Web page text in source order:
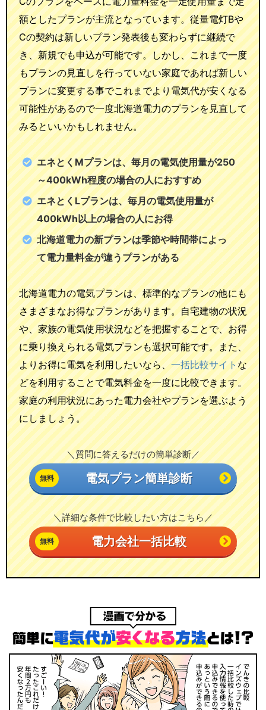
額としたプランが主流となっています。従量電灯Bや
Cの契約は新しいプラン発表後も変わらずに継続で
き、新規でも申込が可能です。しかし、これまで一度
もプランの見直しを行っていない家庭であれば新しい
プランに変更する事でこれまでより電気代が安くなる
可能性があるので一度北海道電力のプランを見直して
みるといいかもしれません。
エネとくMプランは、毎月の電気使用量が250
～400kWh程度の場合の人におすすめ
エネとくLプランは、毎月の電気使用量が
400kWh以上の場合の人にお得
北海道電力の新プランは季節や時間帯によっ
て電力量料金が違うプランがある
北海道電力の電気プランは、標準的なプランの他にも
さまざまなお得なプランがあります。自宅建物の状況
や、家族の電気使用状況などを把握することで、お得
に乗り換えられる電気プランも選択可能です。また、
よりお得に電気を利用したいなら、一括比較サイトな
どを利用することで電気料金を一度に比較できます。
家庭の利用状況にあった電力会社やプランを選ぶよう
にしましょう。
＼質問に答えるだけの簡単診断／
電気プラン簡単診断
＼詳細な条件で比較したい方はこちら／
電力会社一括比較